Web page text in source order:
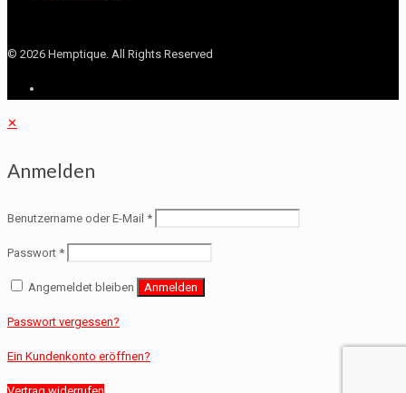
© 2026 Hemptique. All Rights Reserved
✕
Anmelden
Benutzername oder E-Mail *
Passwort *
Angemeldet bleiben Anmelden
Passwort vergessen?
Ein Kundenkonto eröffnen?